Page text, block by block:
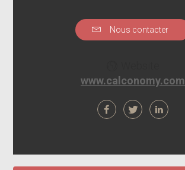
Nous contacter
www.calconomy.com